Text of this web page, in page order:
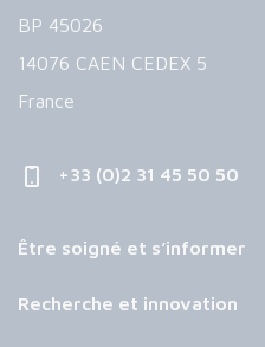
BP 45026
14076 CAEN CEDEX 5
France
+33 (0)2 31 45 50 50
Être soigné et s’informer
Recherche et innovation